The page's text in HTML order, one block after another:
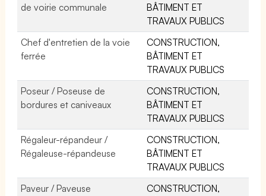
de voirie communale
BÂTIMENT ET
TRAVAUX PUBLICS
Chef d'entretien de la voie
ferrée
CONSTRUCTION,
BÂTIMENT ET
TRAVAUX PUBLICS
Poseur / Poseuse de
bordures et caniveaux
CONSTRUCTION,
BÂTIMENT ET
TRAVAUX PUBLICS
Régaleur-répandeur /
Régaleuse-répandeuse
CONSTRUCTION,
BÂTIMENT ET
TRAVAUX PUBLICS
Paveur / Paveuse
CONSTRUCTION,